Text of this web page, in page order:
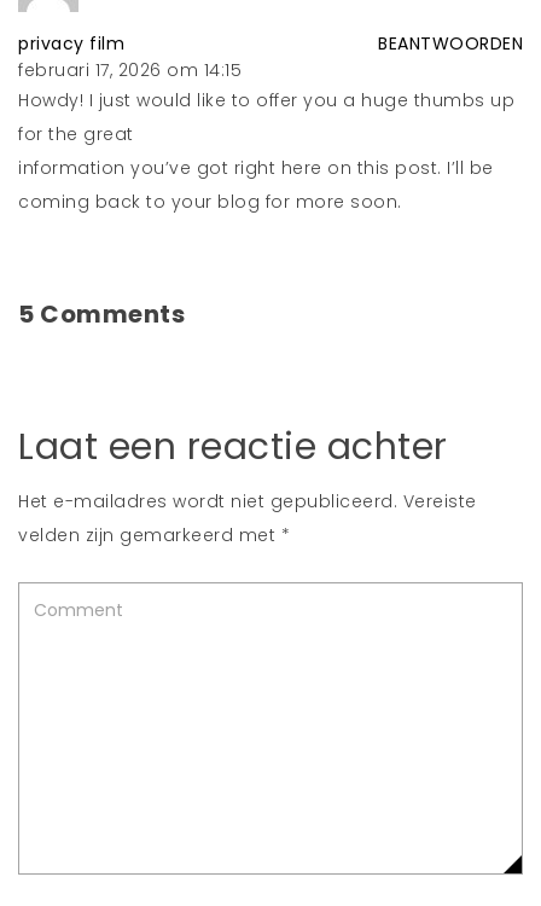
privacy film
februari 17, 2026 om 14:15
Howdy! I just would like to offer you a huge thumbs up
for the great
information you’ve got right here on this post. I’ll be
coming back to your blog for more soon.
BEANTWOORDEN
5 Comments
Laat een reactie achter
Het e-mailadres wordt niet gepubliceerd. Vereiste
velden zijn gemarkeerd met *